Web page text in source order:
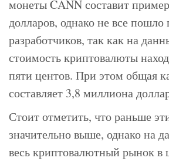
монеты CANN составит
долларов, однако не все
разработчиков, так как на
стоимость криптовалюты
пяти центов. При этом общая
составляет 3,8 миллиона
Стоит отметить, что раньше
значительно выше, однако на
весь криптовалютный рынок в